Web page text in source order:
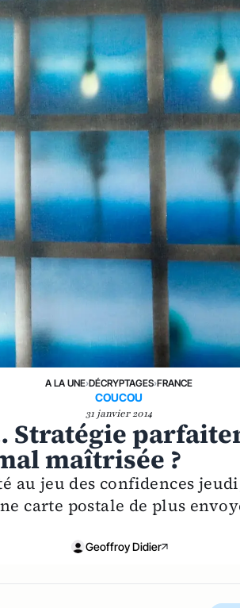
A LA UNE›DÉCRYPTAGES›FRANCE
COUCOU
31 janvier 2014
Stratégie
maîtrisée ?
au jeu des confidences
carte postale de plus
Geoffroy Didier